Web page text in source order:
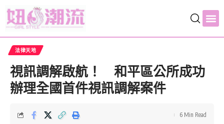
法律天地
視訊調解啟航！ 和平區公所成功
辦理全國首件視訊調解案件
6 Min Read